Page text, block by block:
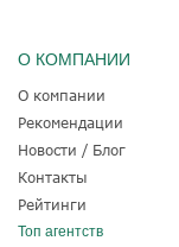
О КОМПАНИИ
О компании
Рекомендации
Новости / Блог
Контакты
Рейтинги
Топ агентств